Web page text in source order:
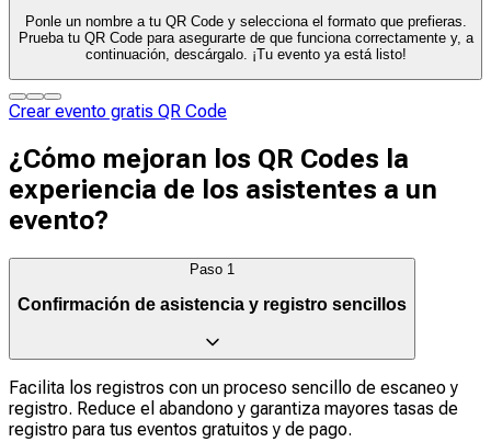
Ponle un nombre a tu QR Code y selecciona el formato que prefieras.
Prueba tu QR Code para asegurarte de que funciona correctamente y, a
continuación, descárgalo. ¡Tu evento ya está listo!
Crear evento gratis QR Code
¿Cómo mejoran los QR Codes la
experiencia de los asistentes a un
evento?
Paso 1
Confirmación de asistencia y registro sencillos
Facilita los registros con un proceso sencillo de escaneo y
registro. Reduce el abandono y garantiza mayores tasas de
registro para tus eventos gratuitos y de pago.